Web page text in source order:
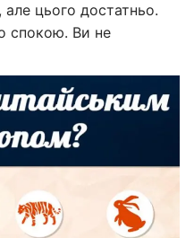
цього достатньо.
спокою. Ви не